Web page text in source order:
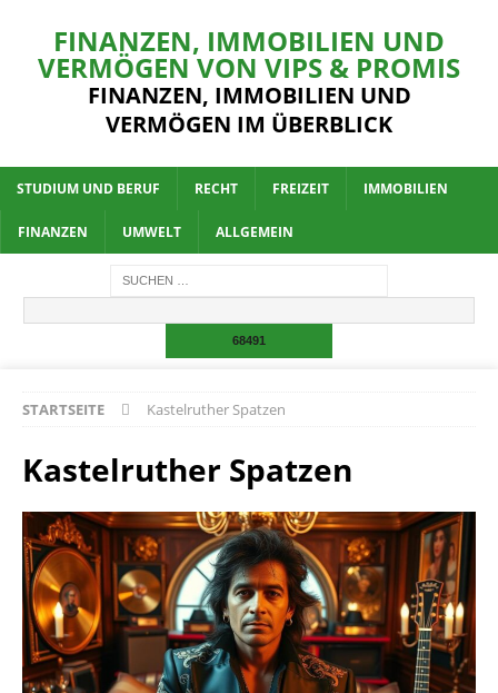
FINANZEN, IMMOBILIEN UND
VERMÖGEN VON VIPS & PROMIS
FINANZEN, IMMOBILIEN UND
VERMÖGEN IM ÜBERBLICK
STUDIUM UND BERUF RECHT FREIZEIT IMMOBILIEN
FINANZEN UMWELT ALLGEMEIN
STARTSEITE Kastelruther Spatzen
Kastelruther Spatzen